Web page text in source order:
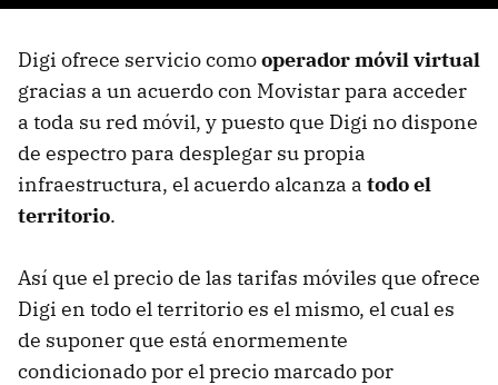
Digi ofrece servicio comooperador móvil virtual
gracias a un acuerdo con Movistar para acceder
a toda su red móvil, y puesto que Digi no dispone
de espectro para desplegar su propia
infraestructura, el acuerdo alcanza a todo el
territorio.
Así que el precio de las tarifas móviles que ofrece
Digi en todo el territorio es el mismo, el cual es
de suponer que está enormemente
condicionado por el precio marcado por